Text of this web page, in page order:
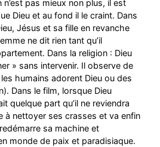
n’est pas mieux non plus, il est
Dieu et au fond il le craint. Dans
Jésus et sa fille en revanche
ne dit rien tant qu’il
Dans la religion : Dieu
» sans intervenir. Il observe de
humains adorent Dieu ou des
Dans le film, lorsque Dieu
quelque part qu’il ne reviendra
à nettoyer ses crasses et va enfin
sa machine et
monde de paix et paradisiaque.